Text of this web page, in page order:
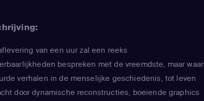
van een uur zal een reeks
bespreken met de vreemdste, maar waar
verhalen in de menselijke geschiedenis, tot leven
door dynamische reconstructies, boeiende graphics